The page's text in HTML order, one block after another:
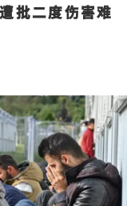
批二度伤害难